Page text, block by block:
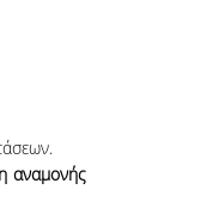
αναμονής